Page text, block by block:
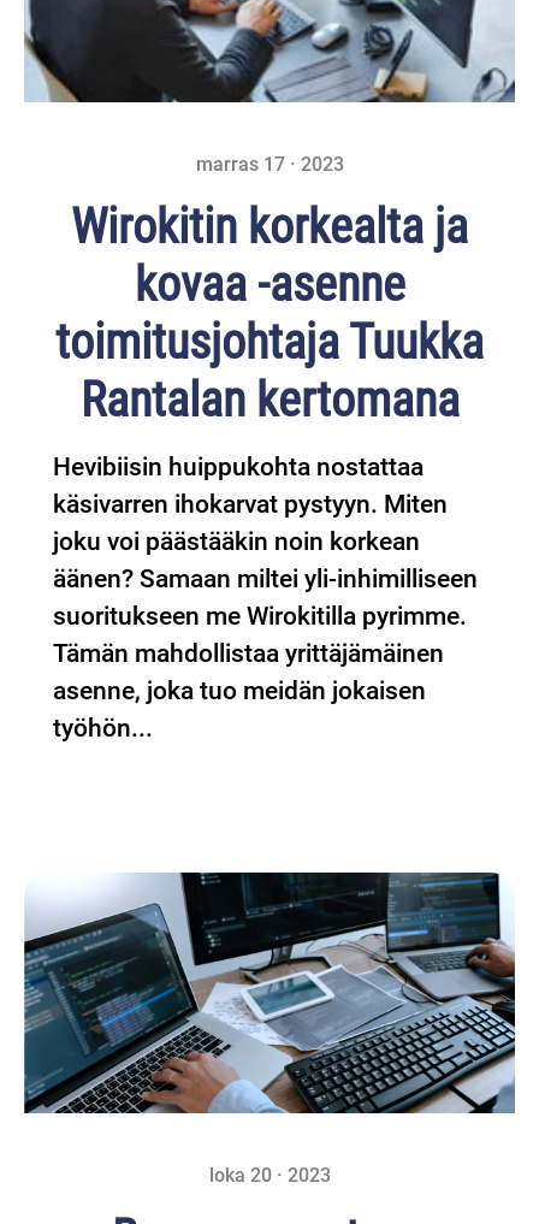
marras 17 · 2023
Wirokitin korkealta ja
kovaa -asenne
toimitusjohtaja Tuukka
Rantalan kertomana
Hevibiisin huippukohta nostattaa
käsivarren ihokarvat pystyyn. Miten
joku voi päästääkin noin korkean
äänen? Samaan miltei yli-inhimilliseen
suoritukseen me Wirokitilla pyrimme.
Tämän mahdollistaa yrittäjämäinen
asenne, joka tuo meidän jokaisen
työhön...
loka 20 · 2023